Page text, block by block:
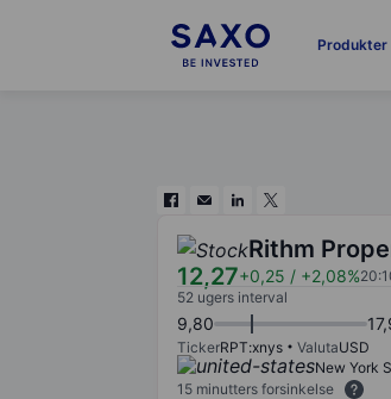
Produkter
Rithm
12,27+0,25 / +2,08%
52 ugers interval
9,80
TickerRPT:xnys ValutaUSD
New York
15 minutters forsinkelse